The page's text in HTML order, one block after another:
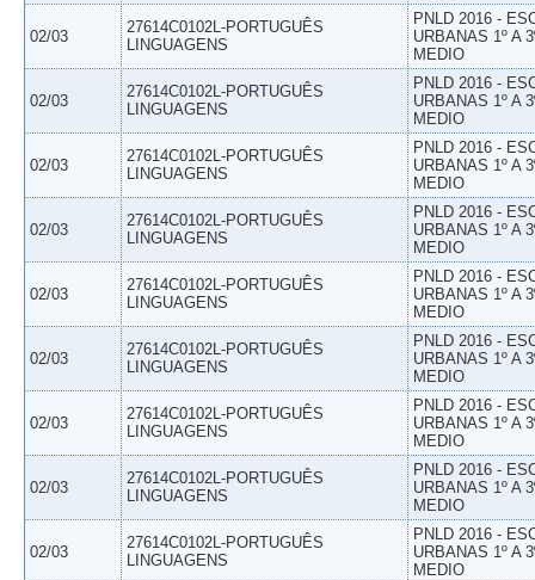
02/03
27614C0102L-PORTUGUÊS
LINGUAGENS
PNLD 2016 -
URBANAS 1º A
MEDIO
02/03
27614C0102L-PORTUGUÊS
LINGUAGENS
PNLD 2016 -
URBANAS 1º A
MEDIO
02/03
27614C0102L-PORTUGUÊS
LINGUAGENS
PNLD 2016 -
URBANAS 1º A
MEDIO
02/03
27614C0102L-PORTUGUÊS
LINGUAGENS
PNLD 2016 -
URBANAS 1º A
MEDIO
02/03
27614C0102L-PORTUGUÊS
LINGUAGENS
PNLD 2016 -
URBANAS 1º A
MEDIO
02/03
27614C0102L-PORTUGUÊS
LINGUAGENS
PNLD 2016 -
URBANAS 1º A
MEDIO
02/03
27614C0102L-PORTUGUÊS
LINGUAGENS
PNLD 2016 -
URBANAS 1º A
MEDIO
02/03
27614C0102L-PORTUGUÊS
LINGUAGENS
PNLD 2016 -
URBANAS 1º A
MEDIO
02/03
27614C0102L-PORTUGUÊS
LINGUAGENS
PNLD 2016 -
URBANAS 1º A
MEDIO